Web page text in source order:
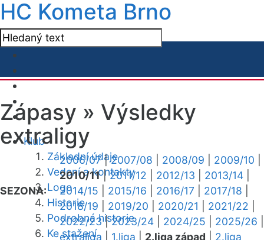
HC Kometa Brno
Klub
Základní údaje
Vedení a kontakty
Logo
Historie
Podrobná historie
Ke stažení
Zápasy » Výsledky
extraligy
SEZONA:
2006/07|2007/08 2008/09 2009/10
2010/11|2011/12 2012/13 2013/14
2014/15
2015/16 2016/17 2017/18
2018/19
2019/20 2020/21 2021/22
2022/23|2023/24 2024/25 2025/26
extraliga 1.liga 2.liga západ
2.liga